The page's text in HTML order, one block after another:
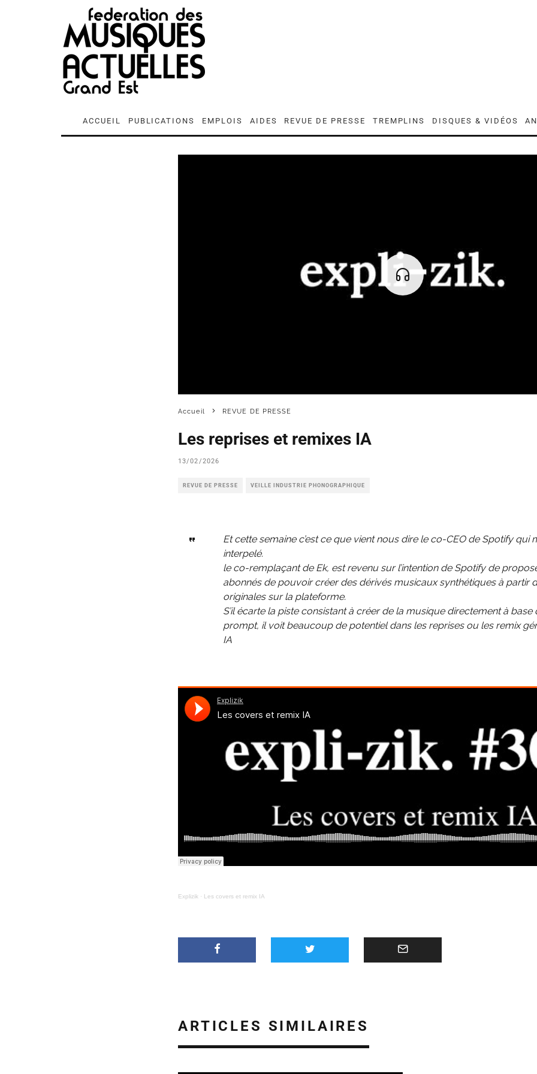
ACCUEIL PUBLICATIONS EMPLOIS AIDES REVUE DE PRESSE TREMPLINS DISQUES & VIDÉOS
Accueil REVUE DE PRESSE
Les reprises et remixes IA
13/02/2026
REVUE DE PRESSE VEILLE INDUSTRIE PHONOGRAPHIQUE
Et cette semaine c’est ce que vient nous dire le co-CEO de Spotify qui
interpelé.
le co-remplaçant de Ek, est revenu sur l’intention de Spotify de
abonnés de pouvoir créer des dérivés musicaux synthétiques à partir
originales sur la plateforme.
S’il écarte la piste consistant à créer de la musique directement à base
prompt, il voit beaucoup de potentiel dans les reprises ou les remix
IA
Explizik · Les covers et remix IA
ARTICLES SIMILAIRES